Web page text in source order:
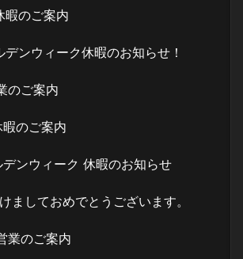
のご案内
ンウィーク休暇のお知らせ！
のご案内
のご案内
ンウィーク 休暇のお知らせ
ましておめでとうございます。
業のご案内